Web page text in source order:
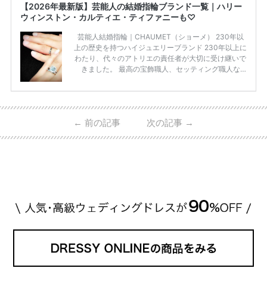
【2026年最新版】芸能人の結婚指輪ブランド一覧｜ハリー
ウィンストン・カルティエ・ティファニーも♡
芸能人結婚指輪｜CHAUMET（ショーメ） 230年以
上の歴史を持つハイジュエリーブランド 230年以上に
わたり、代々のアトリエの責任者が大切に受け継いで
きました。 最高の宝飾職人、セッティング職人な
高品質の宝石を扱っています。 至高のデザインと品
ん・魔裟斗さんの婚約指輪 魔裟斗さんが矢沢さんに
贈られた指輪は1カラットのものです。 ショーメの価
← 前の記事 次の記事 →